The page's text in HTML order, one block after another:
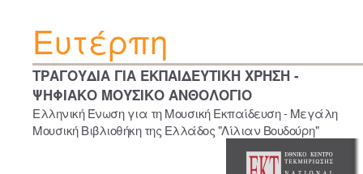
Ευτέρπη
ΤΡΑΓΟΥΔΙΑ ΓΙΑ ΕΚΠΑΙΔΕΥΤΙΚΗ ΧΡΗΣΗ -
ΨΗΦΙΑΚΟ ΜΟΥΣΙΚΟ ΑΝΘΟΛΟΓΙΟ
Ελληνική Ένωση για τη Μουσική Εκπαίδευση - Μεγάλη
Μουσική Βιβλιοθήκη της Ελλάδος "Λίλιαν Βουδούρη"